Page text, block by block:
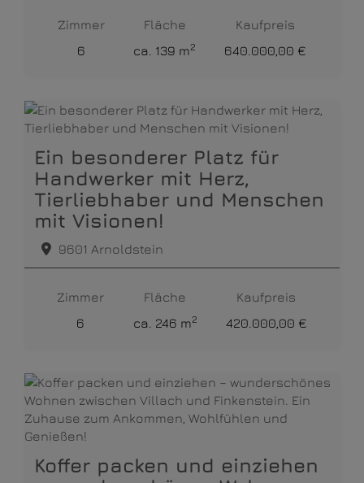
Zimmer
6
Fläche
ca. 139 m2
Kaufpreis
640.000,00 €
Ein besonderer Platz für
Handwerker mit Herz,
Tierliebhaber und Menschen
mit Visionen!
9601 Arnoldstein
Zimmer
6
Fläche
ca. 246 m2
Kaufpreis
420.000,00 €
Koffer packen und einziehen